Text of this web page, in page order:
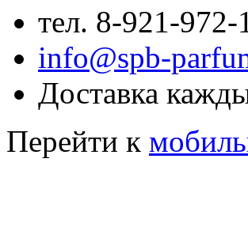
тел. 8-921-972-
info@spb-
Доставка
Перейти к